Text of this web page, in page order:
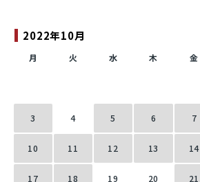
2022年10月
月 火 水 木 金
3 4 5 6 7
10 11 12 13 14
17 18 19 20 21